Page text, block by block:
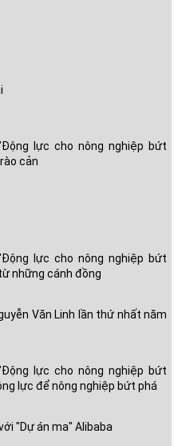
lực cho nông nghiệp bứt
cản
lực cho nông nghiệp bứt
những cánh đồng
Văn Linh lần thứ nhất năm
lực cho nông nghiệp bứt
lực để nông nghiệp bứt phá
"Dự án ma" Alibaba